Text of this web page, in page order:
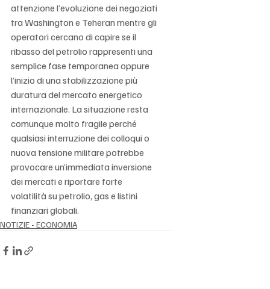
attenzione l’evoluzione dei negoziati
tra Washington e Teheran mentre gli
operatori cercano di capire se il
ribasso del petrolio rappresenti una
semplice fase temporanea oppure
l’inizio di una stabilizzazione più
duratura del mercato energetico
internazionale. La situazione resta
comunque molto fragile perché
qualsiasi interruzione dei colloqui o
nuova tensione militare potrebbe
provocare un’immediata inversione
dei mercati e riportare forte
volatilità su petrolio, gas e listini
finanziari globali.
NOTIZIE - ECONOMIA